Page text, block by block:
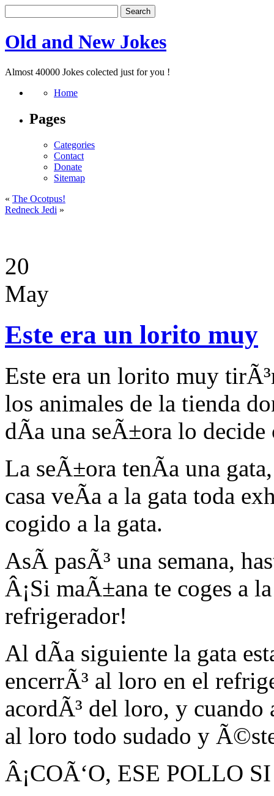
Old and New Jokes
Almost 40000 Jokes colected just for you !
Home
Pages
Categories
Contact
Donate
Sitemap
« The Ocotpus!
Redneck Jedi »
20
May
Este era un lorito muy
Este era un lorito muy
los animales de la tienda
dÃ­a una seÃ±ora lo decide
La seÃ±ora tenÃ­a una
casa veÃ­a a la gata toda
cogido a la gata.
AsÃ­ pasÃ³ una semana,
Â¡Si maÃ±ana te coges a
refrigerador!
Al dÃ­a siguiente la gata
encerrÃ³ al loro en el
acordÃ³ del loro, y
al loro todo sudado y
Â¡COÃ‘O, ESE POLLO